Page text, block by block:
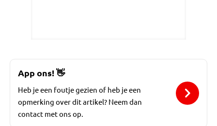
App ons! 👋
Heb je een foutje gezien of heb je een
opmerking over dit artikel? Neem dan
contact met ons op.